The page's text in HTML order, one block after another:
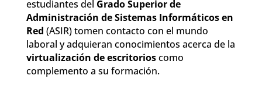
estudiantes del Grado Superior de
Administración de Sistemas Informáticos en
Red (ASIR) tomen contacto con el mundo
laboral y adquieran conocimientos acerca de la
virtualización de escritorioscomo
complemento a su formación.